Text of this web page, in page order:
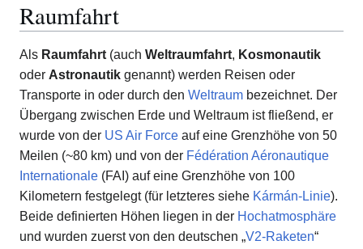
Raumfahrt
Als Raumfahrt (auch Weltraumfahrt, Kosmonautik
oder Astronautik genannt) werden Reisen oder
Transporte in oder durch den Weltraum bezeichnet. Der
Übergang zwischen Erde und Weltraum ist fließend, er
wurde von der US Air Force auf eine Grenzhöhe von 50
Meilen (~80 km) und von der Fédération Aéronautique
Internationale (FAI) auf eine Grenzhöhe von 100
Kilometern festgelegt (für letzteres siehe Kármán-Linie).
Beide definierten Höhen liegen in der Hochatmosphäre
und wurden zuerst von den deutschen „V2-Raketen“